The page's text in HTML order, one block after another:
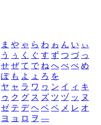
ま や ゃ ら わ ゎ ん い ぃ
う ぅ く ぐ す ず つ づ っ
せ ぜ て で ね へ べ ぺ め
ぽ も よ ょ ろ を
ヤ ャ ラ ワ ヮ ン イ ィ キ
ゥ ク グ ス ズ ツ ヅ ッ ヌ
ゼ テ デ ヘ ベ ペ メ レ オ
ヨ ョ ロ ヲ ―